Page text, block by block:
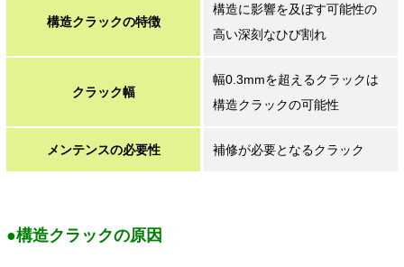
構造クラックの特徴
構造に影響を及ぼす可能性の
高い深刻なひび割れ
クラック幅
幅0.3mmを超えるクラックは
構造クラックの可能性
メンテンスの必要性 補修が必要となるクラック
●構造クラックの原因